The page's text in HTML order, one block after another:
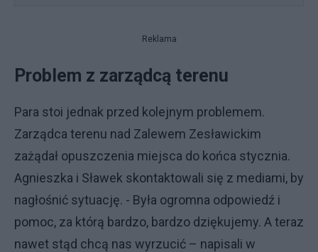
Reklama
Problem z zarządcą terenu
Para stoi jednak przed kolejnym problemem.
Zarządca terenu nad Zalewem Zesławickim
zażądał opuszczenia miejsca do końca stycznia.
Agnieszka i Sławek skontaktowali się z mediami, by
nagłośnić sytuację. - Była ogromna odpowiedź i
pomoc, za którą bardzo, bardzo dziękujemy. A teraz
nawet stąd chcą nas wyrzucić – napisali w